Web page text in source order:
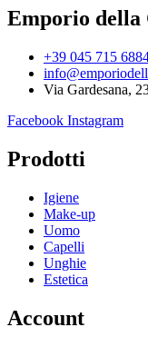
Emporio della
+39 045 715
Via Gardesana,
Facebook Instagram
Prodotti
Igiene
Make-up
Uomo
Capelli
Unghie
Estetica
Account